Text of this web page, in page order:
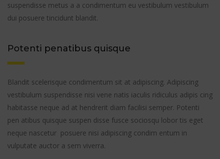
suspendisse metus a a condimentum eu vestibulum vestibulum
dui posuere tincidunt blandit.
Potenti penatibus quisque
Blandit scelerisque condimentum sit at adipiscing. Adipiscing
vestibulum suspendisse nisi vene natis iaculis ridiculus adipis cing
habitasse neque ad at hendrerit diam facilisi semper. Potenti
pen atibus quisque suspen disse fusce sociosqu lobor tis eget
neque nascetur posuere nisi adipiscing condim entum in
vulputate auctor a sem viverra.